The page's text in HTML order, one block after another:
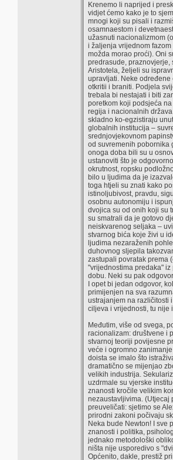
Krenemo li naprijed i
vidjet ćemo kako je to
mnogi koji su pisali i
osamnaestom i
užasnuti nacionalizmom
i žaljenja vrijednom
možda morao proći). Oni
predrasude, praznovjerje,
Aristotela, željeli su
upravljati. Neke
otkritii i braniti. Podjela
trebala bi nestajati i biti
poretkom koji podsjeća
regija i nacionalnih
skladno ko-egzistiraju
globalnih institucija –
srednjovjekovnom
od suvremenih pobornika
onoga doba bili su u
ustanoviti što je
okrutnost, ropsku
bilo u ljudima da je
toga htjeli su znati kako
istinoljubivost, pravdu,
osobnu autonomiju i
dvojica su od onih koji su
su smatrali da je gotovo
neiskvarenog seljaka –
stvarnog bića koje živi u
ljudima nezaraženih
duhovnog sljepila
zastupali povratak prema
"vrijednostima predaka"
dobu. Neki su pak
I opet bi jedan odgovor,
primijenjen na sva
ustrajanjem na različitosti
ciljeva i vrijednosti, tu nije
Međutim, više od svega,
racionalizam: društvene i
stvarnoj teoriji povijesne
veće i ogromno
doista se imalo što
dramatično se mijenjao
velikih industrija.
uzdrmale su vjerske
znanosti kročile velikim
nezaustavljivima. (Utjecaj
preuveličati: sjetimo se
prirodni zakoni počivaju
Neka bude Newton! I sve
znanosti i politika,
jednako metodološki
ništa nije usporedivo s
Općenito, dakle, prestiž